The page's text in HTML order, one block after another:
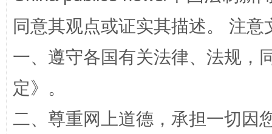
同意其观点或证实其描述。 注
一、遵守各国有关法律、法规，
定》。
二、尊重网上道德，承担一切因